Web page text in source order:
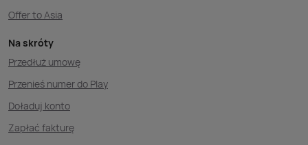
Offer to Asia
Na skróty
Przedłuż umowę
Przenieś numer do Play
Doładuj konto
Zapłać fakturę